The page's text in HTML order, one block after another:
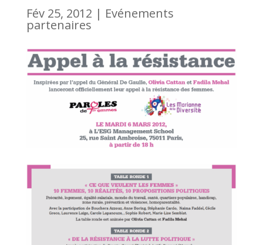
Fév 25, 2012 | Evénements
partenaires